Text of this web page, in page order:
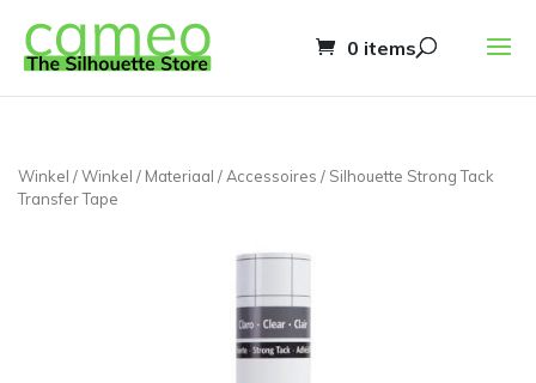
0 items
Winkel /Winkel / Materiaal / Accessoires / Silhouette Strong Tack
Transfer Tape